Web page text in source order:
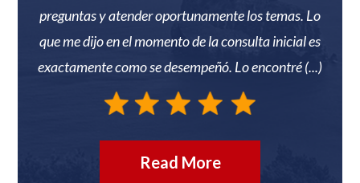
preguntas y atender oportunamente los temas. Lo
que me dijo en el momento de la consulta inicial es
exactamente como se desempeñó. Lo encontré (...)
Read More